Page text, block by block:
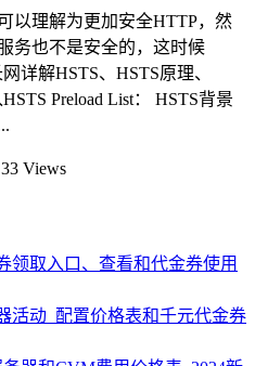
以理解为更加安全HTTP，然
务也不是安全的，这时候
详解HSTS、HSTS原理、
Preload List： HSTS背景
33 Views
领取入口、查看和代金券使用
活动_配置价格表和千元代金券